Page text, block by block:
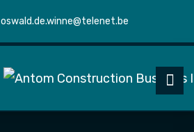
oswald.de.winne@telenet.be